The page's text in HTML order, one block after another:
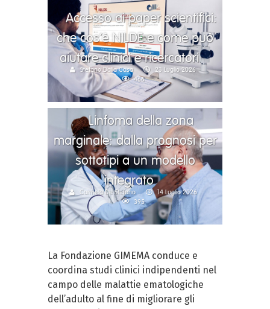
Accesso ai paper scientifici:
che cos’è NILDE e come può
aiutare clinici e ricercatori
Stefano Dalla Casa
23 Luglio 2026
466
Linfoma della zona
marginale: dalla prognosi per
sottotipi a un modello
integrato
Carmela De Stefano
14 Luglio 2026
395
La Fondazione GIMEMA conduce e
coordina studi clinici indipendenti nel
campo delle malattie ematologiche
dell’adulto al fine di migliorare gli